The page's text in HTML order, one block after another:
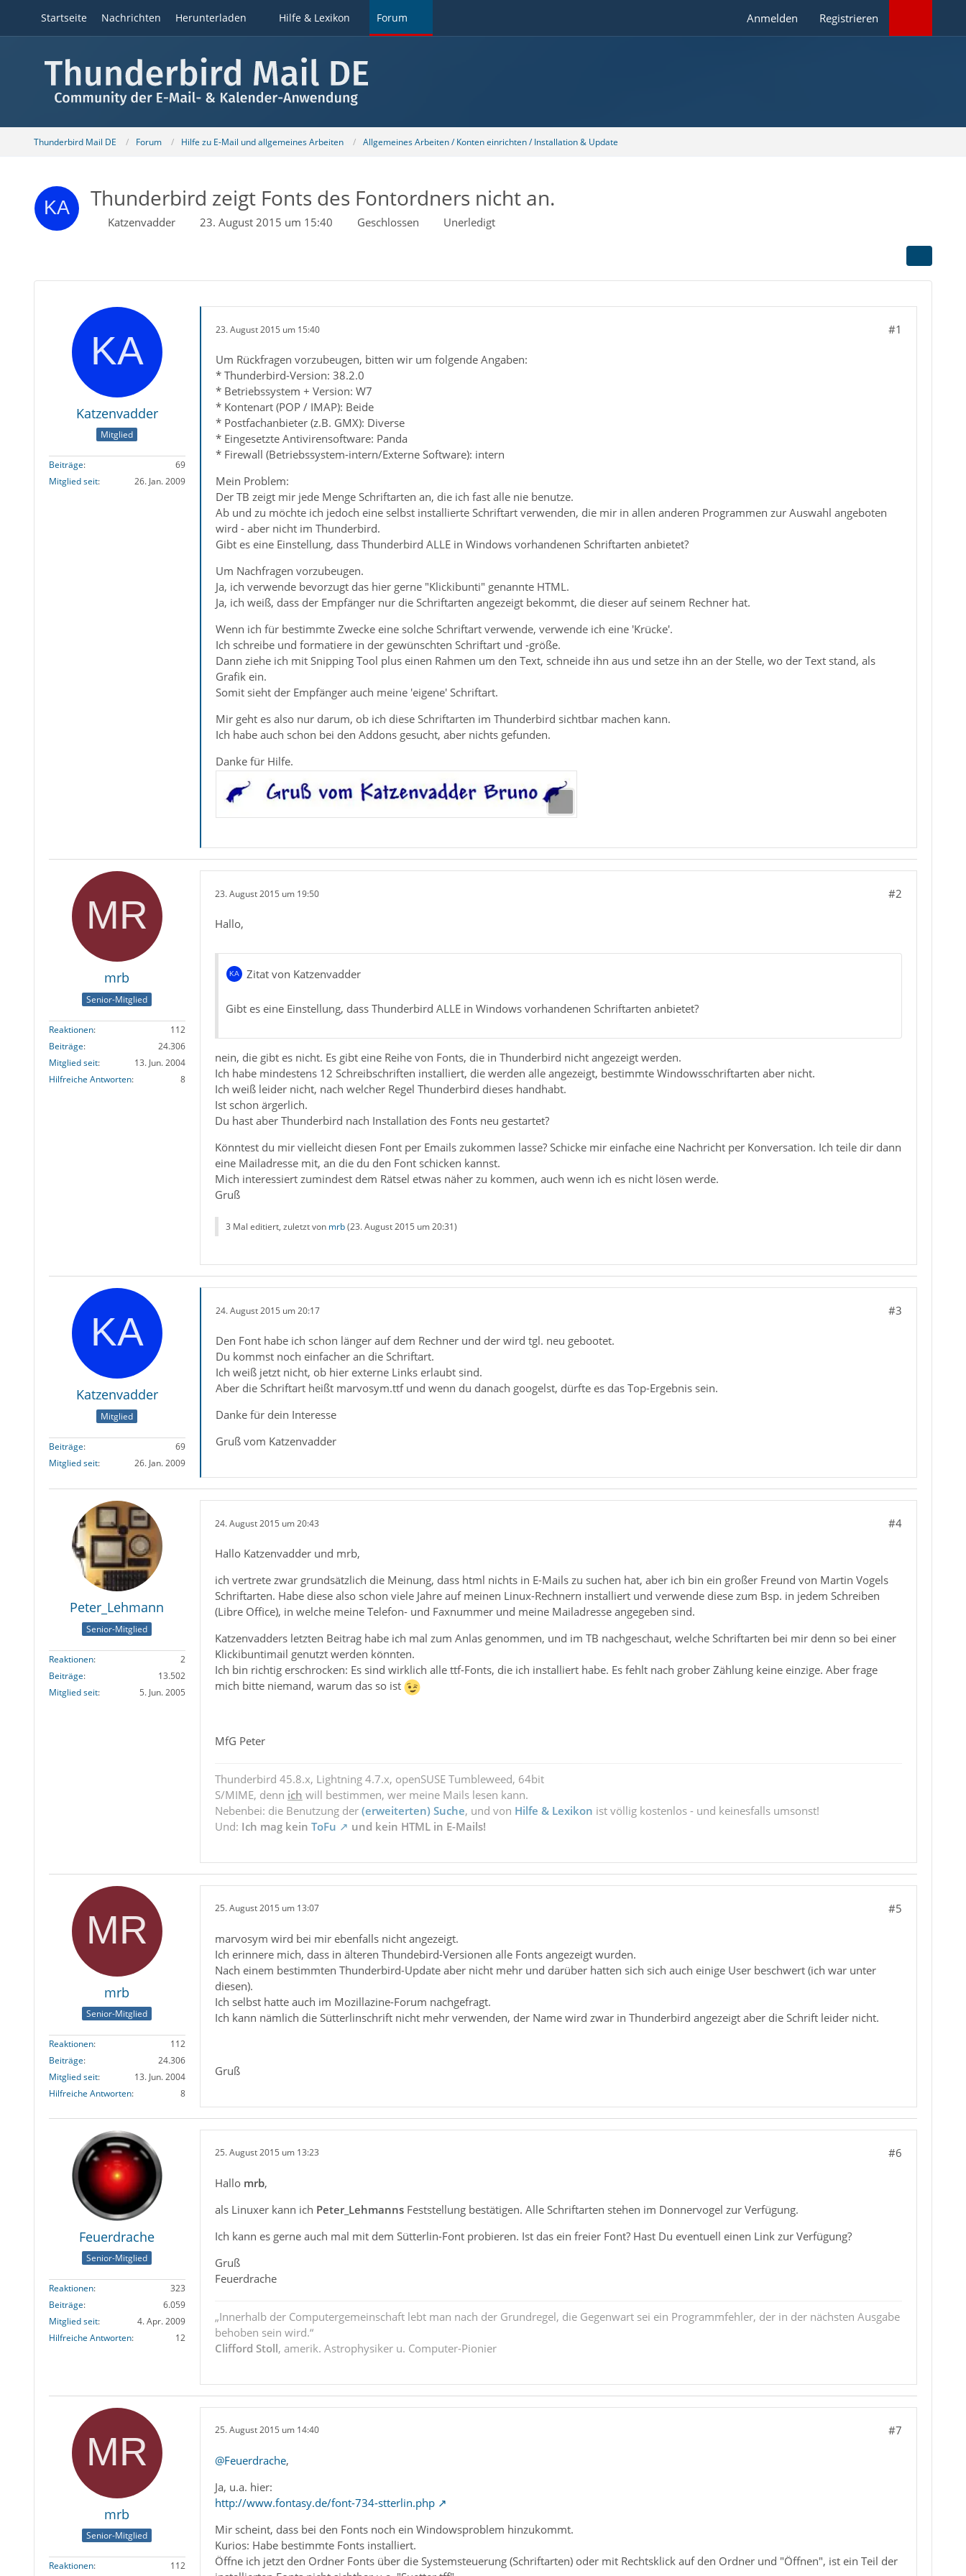
Startseite Nachrichten Herunterladen Hilfe & Lexikon Forum Anmelden Registrieren
Thunderbird Mail DE Forum Hilfe zu E-Mail und allgemeines Arbeiten Allgemeines Arbeiten / Konten einrichten / Installation & Update
Thunderbird zeigt Fonts des Fontordners nicht an.
Katzenvadder 23. August 2015 um 15:40 Geschlossen Unerledigt
Katzenvadder
Mitglied
Beiträge
69
Mitglied seit
26. Jan. 2009
23. August 2015 um 15:40 #1
Um Rückfragen vorzubeugen, bitten wir um folgende Angaben:
* Thunderbird-Version: 38.2.0
* Betriebssystem + Version: W7
* Kontenart (POP / IMAP): Beide
* Postfachanbieter (z.B. GMX): Diverse
* Eingesetzte Antivirensoftware: Panda
* Firewall (Betriebssystem-intern/Externe Software): intern
Mein Problem:
Der TB zeigt mir jede Menge Schriftarten an, die ich fast alle nie benutze.
Ab und zu möchte ich jedoch eine selbst installierte Schriftart verwenden, die mir in allen anderen Programmen zur Auswahl angeboten
wird - aber nicht im Thunderbird.
Gibt es eine Einstellung, dass Thunderbird ALLE in Windows vorhandenen Schriftarten anbietet?
Um Nachfragen vorzubeugen.
Ja, ich verwende bevorzugt das hier gerne "Klickibunti" genannte HTML.
Ja, ich weiß, dass der Empfänger nur die Schriftarten angezeigt bekommt, die dieser auf seinem Rechner hat.
Wenn ich für bestimmte Zwecke eine solche Schriftart verwende, verwende ich eine 'Krücke'.
Ich schreibe und formatiere in der gewünschten Schriftart und -größe.
Dann ziehe ich mit Snipping Tool plus einen Rahmen um den Text, schneide ihn aus und setze ihn an der Stelle, wo der Text stand, als
Grafik ein.
Somit sieht der Empfänger auch meine 'eigene' Schriftart.
Mir geht es also nur darum, ob ich diese Schriftarten im Thunderbird sichtbar machen kann.
Ich habe auch schon bei den Addons gesucht, aber nichts gefunden.
Danke für Hilfe.
mrb
Senior-Mitglied
Reaktionen
112
Beiträge
24.306
Mitglied seit
13. Jun. 2004
Hilfreiche Antworten
8
23. August 2015 um 19:50 #2
Hallo,
Zitat von Katzenvadder
Gibt es eine Einstellung, dass Thunderbird ALLE in Windows vorhandenen Schriftarten anbietet?
nein, die gibt es nicht. Es gibt eine Reihe von Fonts, die in Thunderbird nicht angezeigt werden.
Ich habe mindestens 12 Schreibschriften installiert, die werden alle angezeigt, bestimmte Windowsschriftarten aber nicht.
Ich weiß leider nicht, nach welcher Regel Thunderbird dieses handhabt.
Ist schon ärgerlich.
Du hast aber Thunderbird nach Installation des Fonts neu gestartet?
Könntest du mir vielleicht diesen Font per Emails zukommen lasse? Schicke mir einfache eine Nachricht per Konversation. Ich teile dir dann
eine Mailadresse mit, an die du den Font schicken kannst.
Mich interessiert zumindest dem Rätsel etwas näher zu kommen, auch wenn ich es nicht lösen werde.
Gruß
3 Mal editiert, zuletzt von mrb(23. August 2015 um 20:31)
Katzenvadder
Mitglied
Beiträge
69
Mitglied seit
26. Jan. 2009
24. August 2015 um 20:17 #3
Den Font habe ich schon länger auf dem Rechner und der wird tgl. neu gebootet.
Du kommst noch einfacher an die Schriftart.
Ich weiß jetzt nicht, ob hier externe Links erlaubt sind.
Aber die Schriftart heißt marvosym.ttf und wenn du danach googelst, dürfte es das Top-Ergebnis sein.
Danke für dein Interesse
Gruß vom Katzenvadder
Peter_Lehmann
Senior-Mitglied
Reaktionen
2
Beiträge
13.502
Mitglied seit
5. Jun. 2005
24. August 2015 um 20:43 #4
Hallo Katzenvadder und mrb,
ich vertrete zwar grundsätzlich die Meinung, dass html nichts in E-Mails zu suchen hat, aber ich bin ein großer Freund von Martin Vogels
Schriftarten. Habe diese also schon viele Jahre auf meinen Linux-Rechnern installiert und verwende diese zum Bsp. in jedem Schreiben
(Libre Office), in welche meine Telefon- und Faxnummer und meine Mailadresse angegeben sind.
Katzenvadders letzten Beitrag habe ich mal zum Anlas genommen, und im TB nachgeschaut, welche Schriftarten bei mir denn so bei einer
Klickibuntimail genutzt werden könnten.
Ich bin richtig erschrocken: Es sind wirklich alle ttf-Fonts, die ich installiert habe. Es fehlt nach grober Zählung keine einzige. Aber frage
mich bitte niemand, warum das so ist
MfG Peter
Thunderbird 45.8.x, Lightning 4.7.x, openSUSE Tumbleweed, 64bit
S/MIME, denn ich will bestimmen, wer meine Mails lesen kann.
Nebenbei: die Benutzung der (erweiterten) Suche, und von Hilfe & Lexikon ist völlig kostenlos - und keinesfalls umsonst!
Und: Ich mag kein ToFu und kein HTML in E-Mails!
mrb
Senior-Mitglied
Reaktionen
112
Beiträge
24.306
Mitglied seit
13. Jun. 2004
Hilfreiche Antworten
8
25. August 2015 um 13:07 #5
marvosym wird bei mir ebenfalls nicht angezeigt.
Ich erinnere mich, dass in älteren Thundebird-Versionen alle Fonts angezeigt wurden.
Nach einem bestimmten Thunderbird-Update aber nicht mehr und darüber hatten sich sich auch einige User beschwert (ich war unter
diesen).
Ich selbst hatte auch im Mozillazine-Forum nachgefragt.
Ich kann nämlich die Sütterlinschrift nicht mehr verwenden, der Name wird zwar in Thunderbird angezeigt aber die Schrift leider nicht.
Gruß
Feuerdrache
Senior-Mitglied
Reaktionen
323
Beiträge
6.059
Mitglied seit
4. Apr. 2009
Hilfreiche Antworten
12
25. August 2015 um 13:23 #6
Hallo mrb,
als Linuxer kann ich Peter_LehmannsFeststellung bestätigen. Alle Schriftarten stehen im Donnervogel zur Verfügung.
Ich kann es gerne auch mal mit dem Sütterlin-Font probieren. Ist das ein freier Font? Hast Du eventuell einen Link zur Verfügung?
Gruß
Feuerdrache
„Innerhalb der Computergemeinschaft lebt man nach der Grundregel, die Gegenwart sei ein Programmfehler, der in der nächsten Ausgabe
behoben sein wird.“
Clifford Stoll, amerik. Astrophysiker u. Computer-Pionier
mrb
Senior-Mitglied
Reaktionen 112
25. August 2015 um 14:40 #7
@Feuerdrache,
Ja, u.a. hier:
http://www.fontasy.de/font-734-stterlin.php
Mir scheint, dass bei den Fonts noch ein Windowsproblem hinzukommt.
Kurios: Habe bestimmte Fonts installiert.
Öffne ich jetzt den Ordner Fonts über die Systemsteuerung (Schriftarten) oder mit Rechtsklick auf den Ordner und "Öffnen", ist ein Teil der